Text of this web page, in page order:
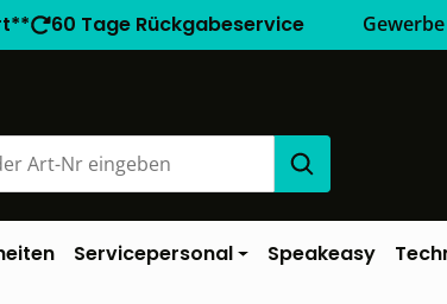
60 Tage Rückgabeservice Gewerbe
Servicepersonal Speakeasy